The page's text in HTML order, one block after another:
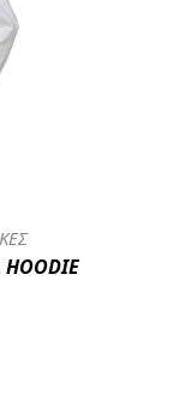
HOODIE